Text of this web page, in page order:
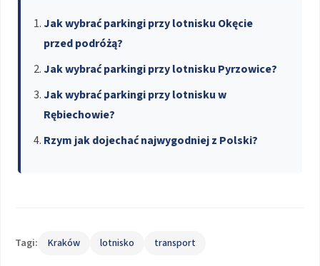
Jak wybrać parkingi przy lotnisku Okęcie
przed podróżą?
Jak wybrać parkingi przy lotnisku Pyrzowice?
Jak wybrać parkingi przy lotnisku w
Rębiechowie?
Rzym jak dojechać najwygodniej z Polski?
Tagi: Kraków lotnisko transport